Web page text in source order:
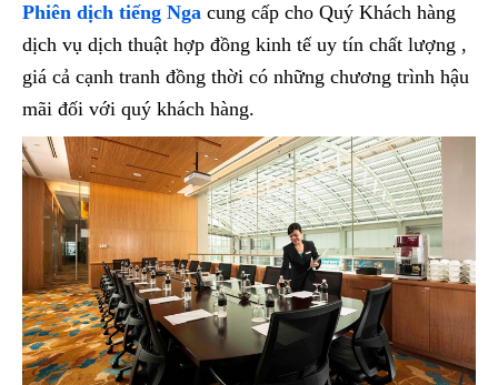
Phiên dịch tiếng Nga cung cấp cho Quý Khách hàng
dịch vụ dịch thuật hợp đồng kinh tế uy tín chất lượng ,
giá cả cạnh tranh đồng thời có những chương trình hậu
mãi đối với quý khách hàng.